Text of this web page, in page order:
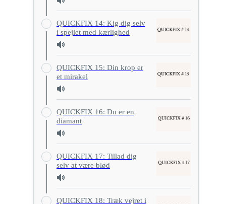
QUICKFIX 14: Kig dig selv
i spejlet med kærlighed
QUICKFIX 15: Din krop er
et mirakel
QUICKFIX 16: Du er en
diamant
QUICKFIX 17: Tillad dig
selv at være blød
QUICKFIX 18: Træk vejret i